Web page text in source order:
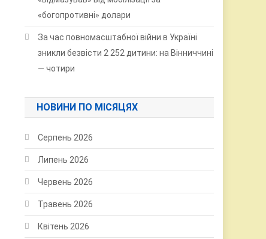
«богопротивні» долари
За час повномасштабної війни в Україні
зникли безвісти 2 252 дитини: на Вінниччині
— чотири
НОВИНИ ПО МІСЯЦЯХ
Серпень 2026
Липень 2026
Червень 2026
Травень 2026
Квітень 2026